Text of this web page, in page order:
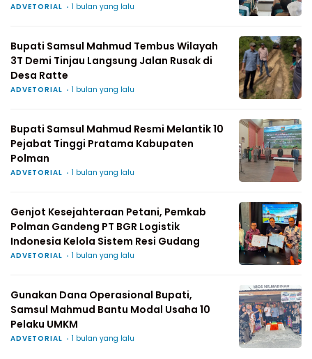
ADVETORIAL 1 bulan yang lalu
Bupati Samsul Mahmud Tembus Wilayah
3T Demi Tinjau Langsung Jalan Rusak di
Desa Ratte
ADVETORIAL 1 bulan yang lalu
Bupati Samsul Mahmud Resmi Melantik 10
Pejabat Tinggi Pratama Kabupaten
Polman
ADVETORIAL 1 bulan yang lalu
Genjot Kesejahteraan Petani, Pemkab
Polman Gandeng PT BGR Logistik
Indonesia Kelola Sistem Resi Gudang
ADVETORIAL 1 bulan yang lalu
Gunakan Dana Operasional Bupati,
Samsul Mahmud Bantu Modal Usaha 10
Pelaku UMKM
ADVETORIAL 1 bulan yang lalu